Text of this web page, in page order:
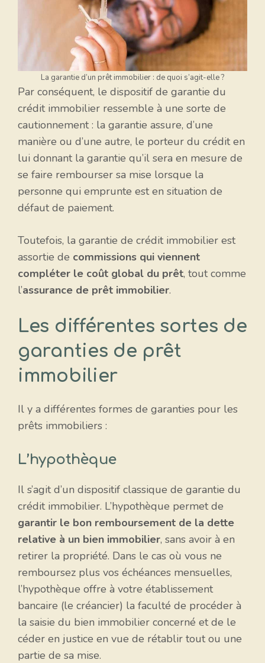
La garantie d’un prêt immobilier : de quoi s’agit-elle ?
Par conséquent, le dispositif de garantie du
crédit immobilier ressemble à une sorte de
cautionnement : la garantie assure, d’une
manière ou d’une autre, le porteur du crédit en
lui donnant la garantie qu’il sera en mesure de
se faire rembourser sa mise lorsque la
personne qui emprunte est en situation de
défaut de paiement.
Toutefois, la garantie de crédit immobilier est
assortie de commissions qui viennent
compléter le coût global du prêt, tout comme
l’assurance de prêt immobilier.
Les différentes sortes de
garanties de prêt
immobilier
Il y a différentes formes de garanties pour les
prêts immobiliers :
L’hypothèque
Il s’agit d’un dispositif classique de garantie du
crédit immobilier. L’hypothèque permet de
garantir le bon remboursement de la dette
relative à un bien immobilier, sans avoir à en
retirer la propriété. Dans le cas où vous ne
remboursez plus vos échéances mensuelles,
l’hypothèque offre à votre établissement
bancaire (le créancier) la faculté de procéder à
la saisie du bien immobilier concerné et de le
céder en justice en vue de rétablir tout ou une
partie de sa mise.